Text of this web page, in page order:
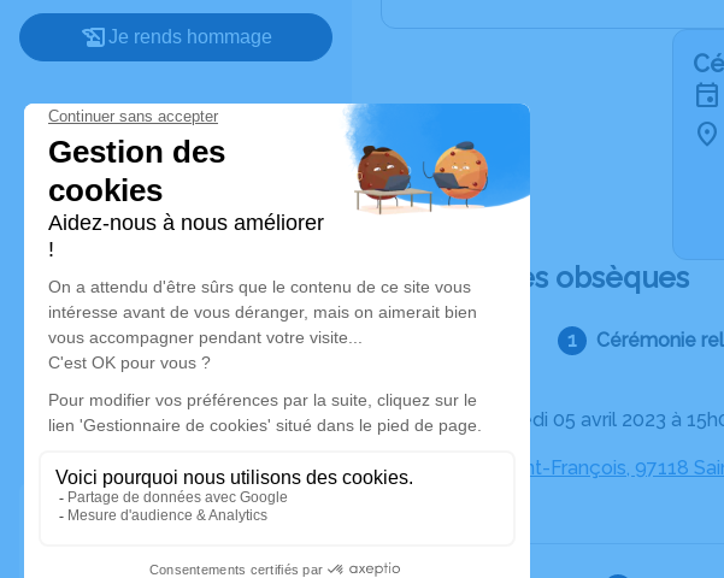
Je rends hommage
Déroulé des obsèques
Cérémonie
Le mercredi 05 avril 2023 à
Eglise Saint-François, 97118